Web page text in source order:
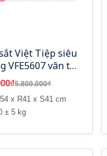
Việt Tiệp siêu
VFE5607 vân tay
số - model mới
5.800.000₫
x R41 x S41 cm
± 5 kg